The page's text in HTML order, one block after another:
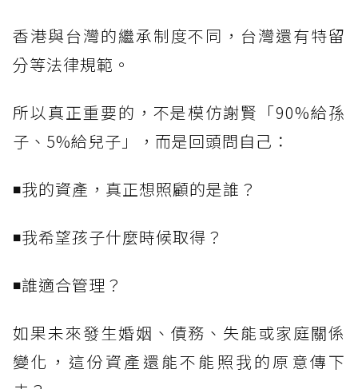
香港與台灣的繼承制度不同，台灣還有特留
分等法律規範。
所以真正重要的，不是模仿謝賢「90%給孫
子、5%給兒子」，而是回頭問自己：
◾我的資產，真正想照顧的是誰？
◾我希望孩子什麼時候取得？
◾誰適合管理？
如果未來發生婚姻、債務、失能或家庭關係
變化，這份資產還能不能照我的原意傳下